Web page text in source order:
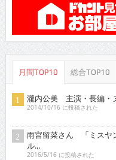
月間TOP10 総合TOP10
瀧内公美 主演・長編・
2014/10/16 に投稿された
雨宮留菜さん 「ミスヤ
ル...
2016/5/16 に投稿された